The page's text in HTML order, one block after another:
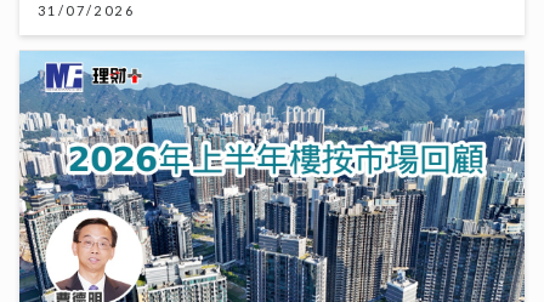
31/07/2026